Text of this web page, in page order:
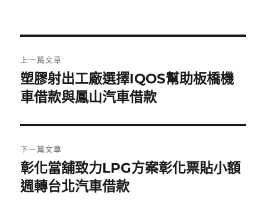
章
導
覽
上一篇文章
上
一
文
章:
塑膠射出工廠選擇IQOS幫助板橋機
車借款與鳳山汽車借款
下一篇文章
下
一
彰化當舖致力LPG方案彰化票貼小額
週轉台北汽車借款